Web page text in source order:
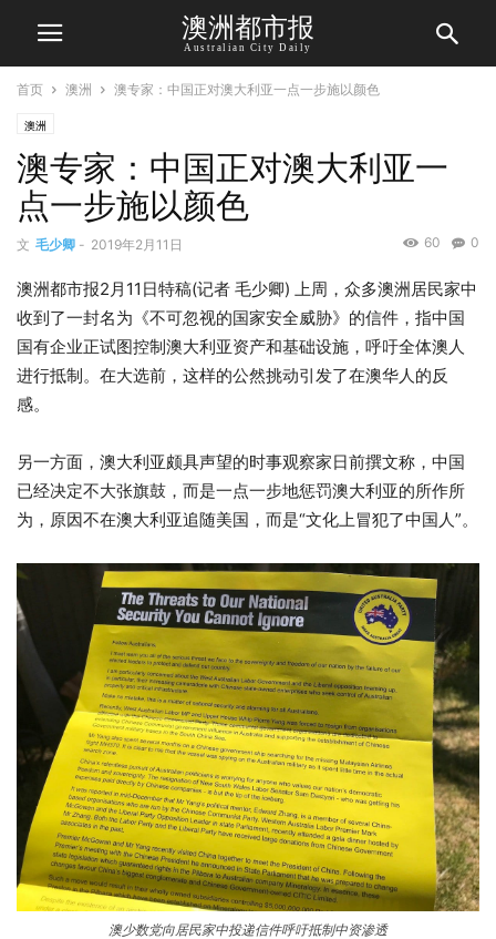
澳洲都市报
Australian City Daily
首页 澳洲 澳专家：中国正对澳大利亚一点一步施以颜色
澳洲
澳专家：中国正对澳大利亚一
点一步施以颜色
文 毛少卿 - 2019年2月11日 0
60
澳洲都市报2月11日特稿(记者 毛少卿) 上周，众多澳洲居民家中
收到了一封名为《不可忽视的国家安全威胁》的信件，指中国
国有企业正试图控制澳大利亚资产和基础设施，呼吁全体澳人
进行抵制。在大选前，这样的公然挑动引发了在澳华人的反
感。
另一方面，澳大利亚颇具声望的时事观察家日前撰文称，中国
已经决定不大张旗鼓，而是一点一步地惩罚澳大利亚的所作所
为，原因不在澳大利亚追随美国，而是“文化上冒犯了中国人”。
澳少数党向居民家中投递信件呼吁抵制中资渗透